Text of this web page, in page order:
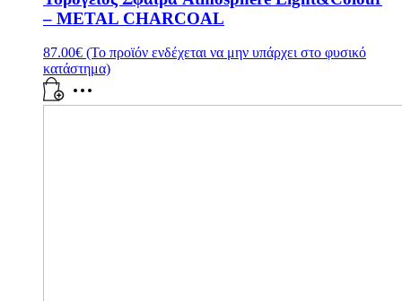
– METAL CHARCOAL
87.00€ (Το προϊόν ενδέχεται να μην υπάρχει στο φυσικό
κατάστημα)